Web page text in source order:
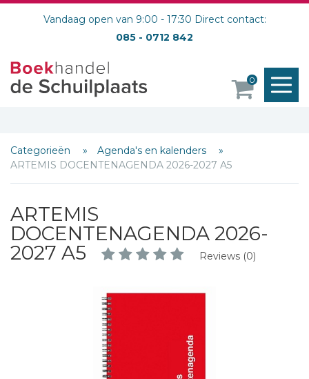
Vandaag open van 9:00 - 17:30 Direct contact:
085 - 0712 842
0
Categorieën
Agenda's en kalenders
ARTEMIS DOCENTENAGENDA 2026-2027 A5
ARTEMIS
DOCENTENAGENDA 2026-
2027 A5
Reviews (0)
Schrijf hieronder je review!